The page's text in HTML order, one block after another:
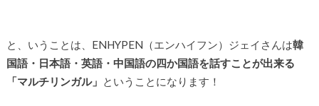
と、いうことは、ENHYPEN（エンハイフン）ジェイさんは韓
国語・日本語・英語・中国語の四か国語を話すことが出来る
「マルチリンガル」 ということになります！